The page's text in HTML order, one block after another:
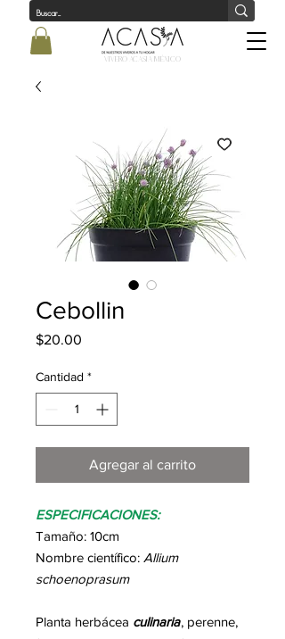
Vivero Acasia MÉxico
Cebollin
$20.00
Cantidad *
Agregar al carrito
ESPECIFICACIONES:
Tamaño: 10cm
Nombre científico: Allium
schoenoprasum
Planta herbácea culinaria, perenne,